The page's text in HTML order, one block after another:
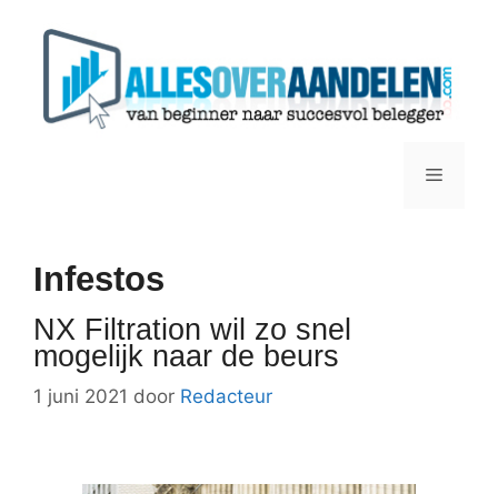
Menu
Infestos
NX Filtration wil zo snel
mogelijk naar de beurs
1 juni 2021 door Redacteur